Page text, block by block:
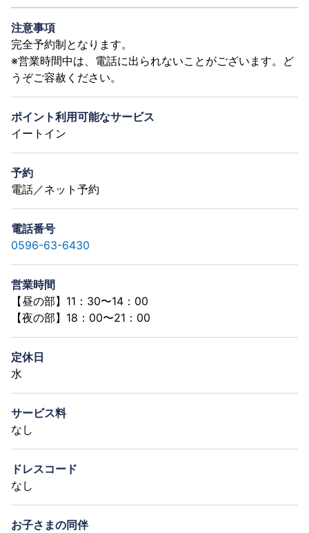
注意事項
完全予約制となります。
※営業時間中は、電話に出られないことがございます。ど
うぞご容赦ください。
ポイント利用可能なサービス
イートイン
予約
電話／ネット予約
電話番号
0596-63-6430
営業時間
【昼の部】11：30〜14：00
【夜の部】18：00〜21：00
定休日
水
サービス料
なし
ドレスコード
なし
お子さまの同伴